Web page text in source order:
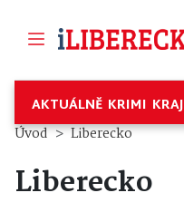
AKTUÁLNĚ KRIMI KRAJ
Úvod Liberecko
Liberecko